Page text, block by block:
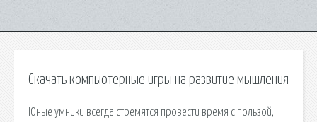
Скачать компьютерные игры на развитие мышления
Юные умники всегда стремятся провести время с пользой,